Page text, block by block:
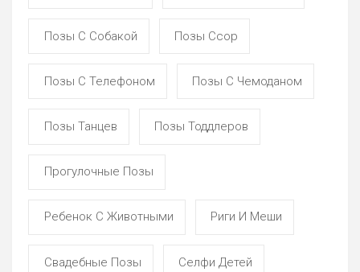
Позы С Собакой Позы Ссор
Позы С Телефоном Позы С Чемоданом
Позы Танцев Позы Тоддлеров
Прогулочные Позы
Ребенок С Животными Риги И Меши
Свадебные Позы Селфи Детей